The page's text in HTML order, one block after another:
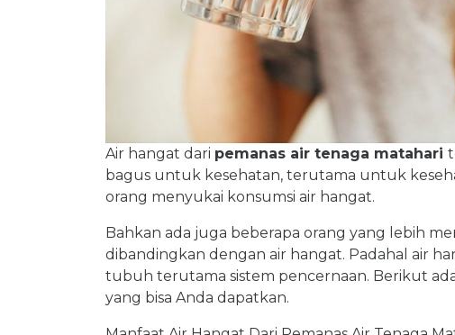
Air hangat dari pemanas air tenaga matahari
bagus untuk kesehatan, terutama untuk
orang menyukai konsumsi air hangat.
Bahkan ada juga beberapa orang yang lebih
dibandingkan dengan air hangat. Padahal air
tubuh terutama sistem pencernaan. Berikut
yang bisa Anda dapatkan.